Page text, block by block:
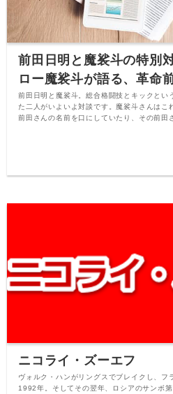
前田日明と魔裟斗の特別
ロー魔裟斗が語る、革命前
前田日明と魔裟斗。総合格闘技とキックとい
た二人がいよいよ対談です。魔裟斗さんはこ
前田さんの名前を口にしていたり、その前田
ニコライ・ズーエフ
ヴォルク・ハンがリングスでブレイクし、フ
1992年。そしてその翌年、ロシアのサンボ